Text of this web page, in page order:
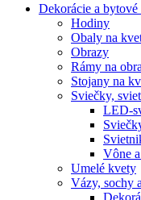
Dekorácie a
Hodiny
Obaly na
Obrazy
Rámy na
Stojany na
Sviečky,
LED-
Vône
Umelé kvety
Vázy, sochy